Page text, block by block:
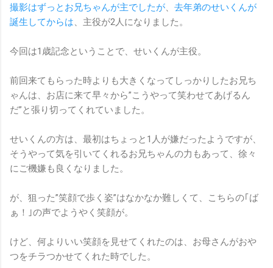
撮影はずっとお兄ちゃんが主でしたが、 去年弟のせいくんが
誕生してからは、主役が2人になりました。
今回は1歳記念ということで、せいくんが主役。
前回来てもらった時よりも大きくなってしっかりしたお兄ち
ゃんは、お店に来て早々から”こうやって笑わせてあげるん
だ”と張り切ってくれていました。
せいくんの方は、最初はちょっと1人が嫌だったようですが、
そうやって気を引いてくれるお兄ちゃんの力もあって、徐々
にご機嫌も良くなりました。
が、狙った”笑顔で歩く姿”はなかなか難しくて、こちらの｢ば
ぁ！｣の声でようやく笑顔が。
けど、何よりいい笑顔を見せてくれたのは、お母さんがおや
つをチラつかせてくれた時でした。